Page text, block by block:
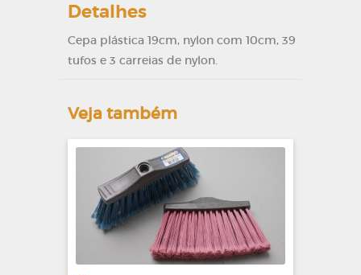
Detalhes
Cepa plástica 19cm, nylon com 10cm, 39
tufos e 3 carreias de nylon.
Veja também